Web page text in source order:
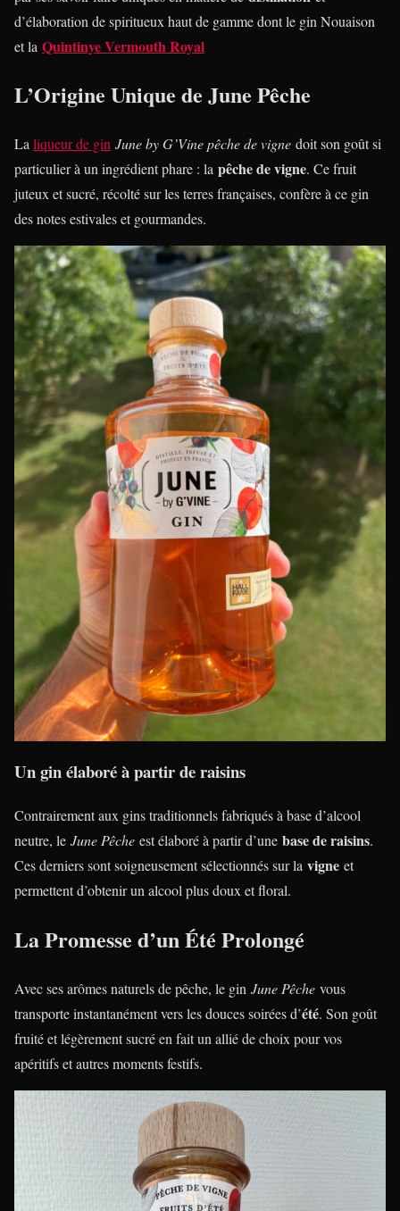
d’élaboration de spiritueux haut de gamme dont le gin Nouaison
et la Quintinye Vermouth Royal
L’Origine Unique de June Pêche
Laliqueur de gin June by G’Vine pêche de vigne doit son goût si
particulier à un ingrédient phare : la pêche de vigne. Ce fruit
juteux et sucré, récolté sur les terres françaises, confère à ce gin
des notes estivales et gourmandes.
Un gin élaboré à partir de raisins
Contrairement aux gins traditionnels fabriqués à base d’alcool
neutre, le June Pêche est élaboré à partir d’une base de raisins.
Ces derniers sont soigneusement sélectionnés sur la vigne et
permettent d’obtenir un alcool plus doux et floral.
La Promesse d’un Été Prolongé
Avec ses arômes naturels de pêche, le gin June Pêche vous
transporte instantanément vers les douces soirées d’été. Son goût
fruité et légèrement sucré en fait un allié de choix pour vos
apéritifs et autres moments festifs.